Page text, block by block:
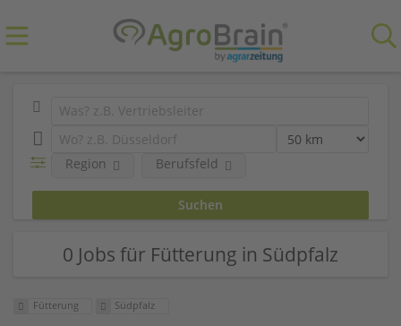
Region Berufsfeld
0 Jobs für Fütterung in Südpfalz
Fütterung Südpfalz